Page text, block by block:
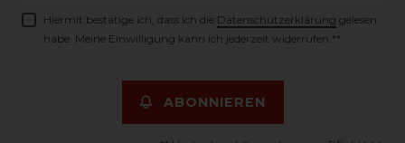
Hiermit bestätige ich, dass ich die Daten­schutz­erklärung gelesen
habe. Meine Einwilligung kann ich jederzeit widerrufen.**
ABONNIEREN